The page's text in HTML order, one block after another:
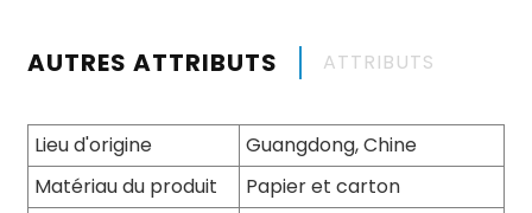
AUTRES ATTRIBUTS ATTRIBUTS
Lieu d'origine
Guangdong, Chine
Matériau du produit
Papier et carton